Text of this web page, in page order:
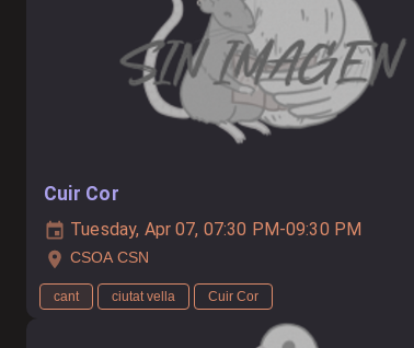
Cuir Cor
Tuesday, Apr 07, 07:30 PM-09:30 PM
CSOA CSN
cant ciutat vella Cuir Cor